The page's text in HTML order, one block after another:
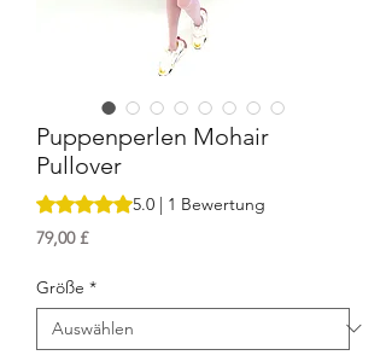
Puppenperlen Mohair
Pullover
Das Rating beträgt 5.0 von fünf
5.0 | 1 Bewertung
79,00 £Preis
Größe *